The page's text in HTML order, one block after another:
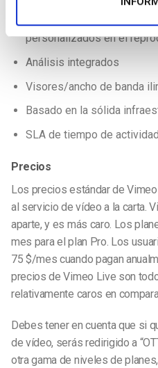
personalizados en el
Análisis integrados
Visores/ancho de banda
Basado en la sólida
SLA de tiempo de
Precios
Los precios estándar de
al servicio de vídeo a la carta.
aparte, y es más caro. Los
mes para el plan Pro. Los
75 $/mes cuando pagan
precios de Vimeo Live son
relativamente caros en
Debes tener en cuenta que si
de vídeo, serás redirigido a
otra gama de niveles de